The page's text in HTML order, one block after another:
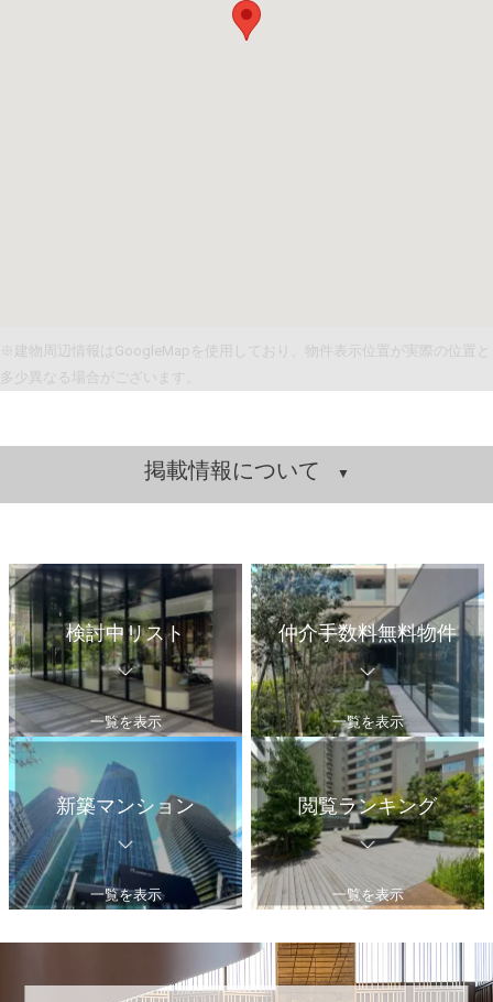
※建物周辺情報はGoogleMapを使用しており、物件表示位置が実際の位置と
多少異なる場合がございます。
掲載情報について
検討中リスト
一覧を表示
仲介手数料無料物件
一覧を表示
新築マンション
一覧を表示
閲覧ランキング
一覧を表示